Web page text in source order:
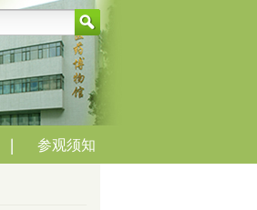
参观须知